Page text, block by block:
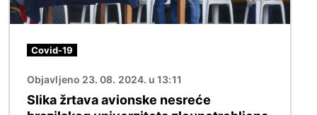
Covid-19
Objavljeno 23. 08. 2024. u 13:11
Slika žrtava avionske nesreće